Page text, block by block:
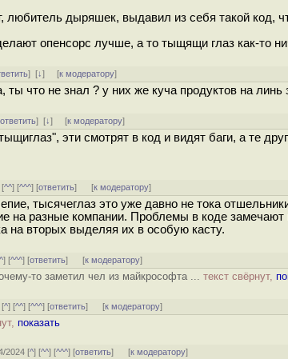
любитель дыряшек, выдавил из себя такой код,
опенсорс лучше, а то тыщящи глаз как-то
][↓] [к модератору]
ты что не знал ? у них же куча продуктов на
ответить][↓] [к модератору]
эти смотрят в код и видят баги, а те
[^^] [^^^] [ответить] [к модератору]
тысячеглаз это уже давно не тока
на разные компании. Проблемы в коде замечают
на вторых выделяя их в особую касту.
] [^^^] [ответить] [к модератору]
то заметил чел из майкрософта ... текст свёрнут,
[^] [^^] [^^^] [ответить] [к модератору]
показать
2024 [^] [^^] [^^^] [ответить] [к модератору]